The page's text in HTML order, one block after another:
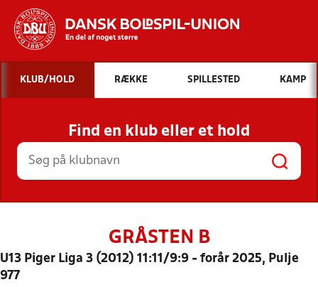
Hvad vil du søge efter?
INDHOLD OG NYHEDER
STILLINGER, RESULTATER, KLUBBER OG
HOLD
KLUB/HOLD RÆKKE SPILLESTED KAMP
Find en klub eller et hold
GRÅSTEN B
U13 Piger Liga 3 (2012) 11:11/9:9 - forår 2025, Pulje
977